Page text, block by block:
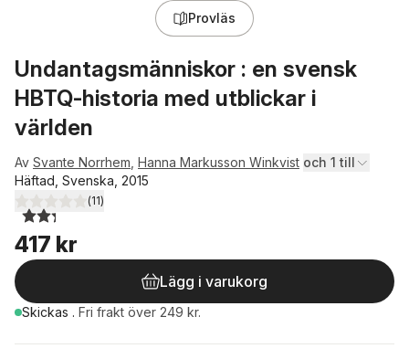
Provläs
Undantagsmänniskor : en svensk
HBTQ-historia med utblickar i
världen
Av Svante Norrhem Hanna Markusson Winkvist och 1 till
Häftad, Svenska, 2015
2,3utav 5 stjärnor. Totalt antal röster:
(11)
417 kr
Lägg i varukorg
Skickas . Fri frakt över 249 kr.